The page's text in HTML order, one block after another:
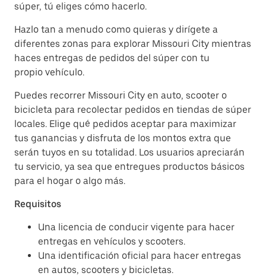
súper, tú eliges cómo hacerlo.
Hazlo tan a menudo como quieras y dirígete a
diferentes zonas para explorar Missouri City mientras
haces entregas de pedidos del súper con tu
propio vehículo.
Puedes recorrer Missouri City en auto, scooter o
bicicleta para recolectar pedidos en tiendas de súper
locales. Elige qué pedidos aceptar para maximizar
tus ganancias y disfruta de los montos extra que
serán tuyos en su totalidad. Los usuarios apreciarán
tu servicio, ya sea que entregues productos básicos
para el hogar o algo más.
Requisitos
Una licencia de conducir vigente para hacer
entregas en vehículos y scooters.
Una identificación oficial para hacer entregas
en autos, scooters y bicicletas.